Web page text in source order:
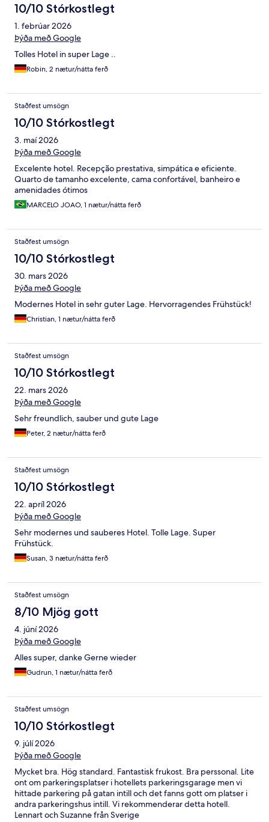
10/10 Stórkostlegt
1. febrúar 2026
Þýða með Google
Tolles Hotel in super Lage ..
Robin, 2 nætur/nátta ferð
Staðfest umsögn
10/10 Stórkostlegt
3. maí 2026
Þýða með Google
Excelente hotel. Recepção prestativa, simpática e eficiente.
Quarto de tamanho excelente, cama confortável, banheiro e
amenidades ótimos
MARCELO JOAO, 1 nætur/nátta ferð
Staðfest umsögn
10/10 Stórkostlegt
30. mars 2026
Þýða með Google
Modernes Hotel in sehr guter Lage. Hervorragendes Frühstück!
Christian, 1 nætur/nátta ferð
Staðfest umsögn
10/10 Stórkostlegt
22. mars 2026
Þýða með Google
Sehr freundlich, sauber und gute Lage
Peter, 2 nætur/nátta ferð
Staðfest umsögn
10/10 Stórkostlegt
22. apríl 2026
Þýða með Google
Sehr modernes und sauberes Hotel. Tolle Lage. Super
Frühstück.
Susan, 3 nætur/nátta ferð
Staðfest umsögn
8/10 Mjög gott
4. júní 2026
Þýða með Google
Alles super, danke Gerne wieder
Gudrun, 1 nætur/nátta ferð
Staðfest umsögn
10/10 Stórkostlegt
9. júlí 2026
Þýða með Google
Mycket bra. Hög standard. Fantastisk frukost. Bra perssonal. Lite
ont om parkeringsplatser i hotellets parkeringsgarage men vi
hittade parkering på gatan intill och det fanns gott om platser i
andra parkeringshus intill. Vi rekommenderar detta hotell.
Lennart och Suzanne från Sverige